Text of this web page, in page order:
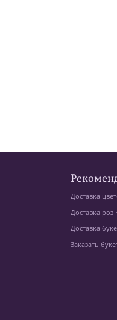
Доставка
Доставка роз
Доставка
Заказать